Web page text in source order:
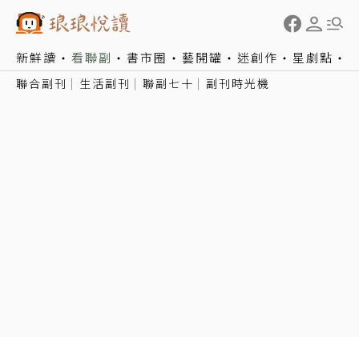
新鮮讀 看聯副 書市圈 藝開罐 迷創作 星劇點
聯合副刊 生活副刊 聯副七十 副刊時光機